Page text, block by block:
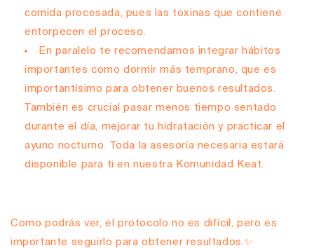
comida procesada, pues las toxinas que contiene
entorpecen el proceso.
En paralelo te recomendamos integrar hábitos
importantes como dormir más temprano, que es
importantísimo para obtener buenos resultados.
También es crucial pasar menos tiempo sentado
durante el día, mejorar tu hidratación y practicar el
ayuno nocturno. Toda la asesoría necesaria estará
disponible para ti en nuestra Komunidad Keat.
Como podrás ver, el protocolo no es difícil, pero es
importante seguirlo para obtener resultados.✨